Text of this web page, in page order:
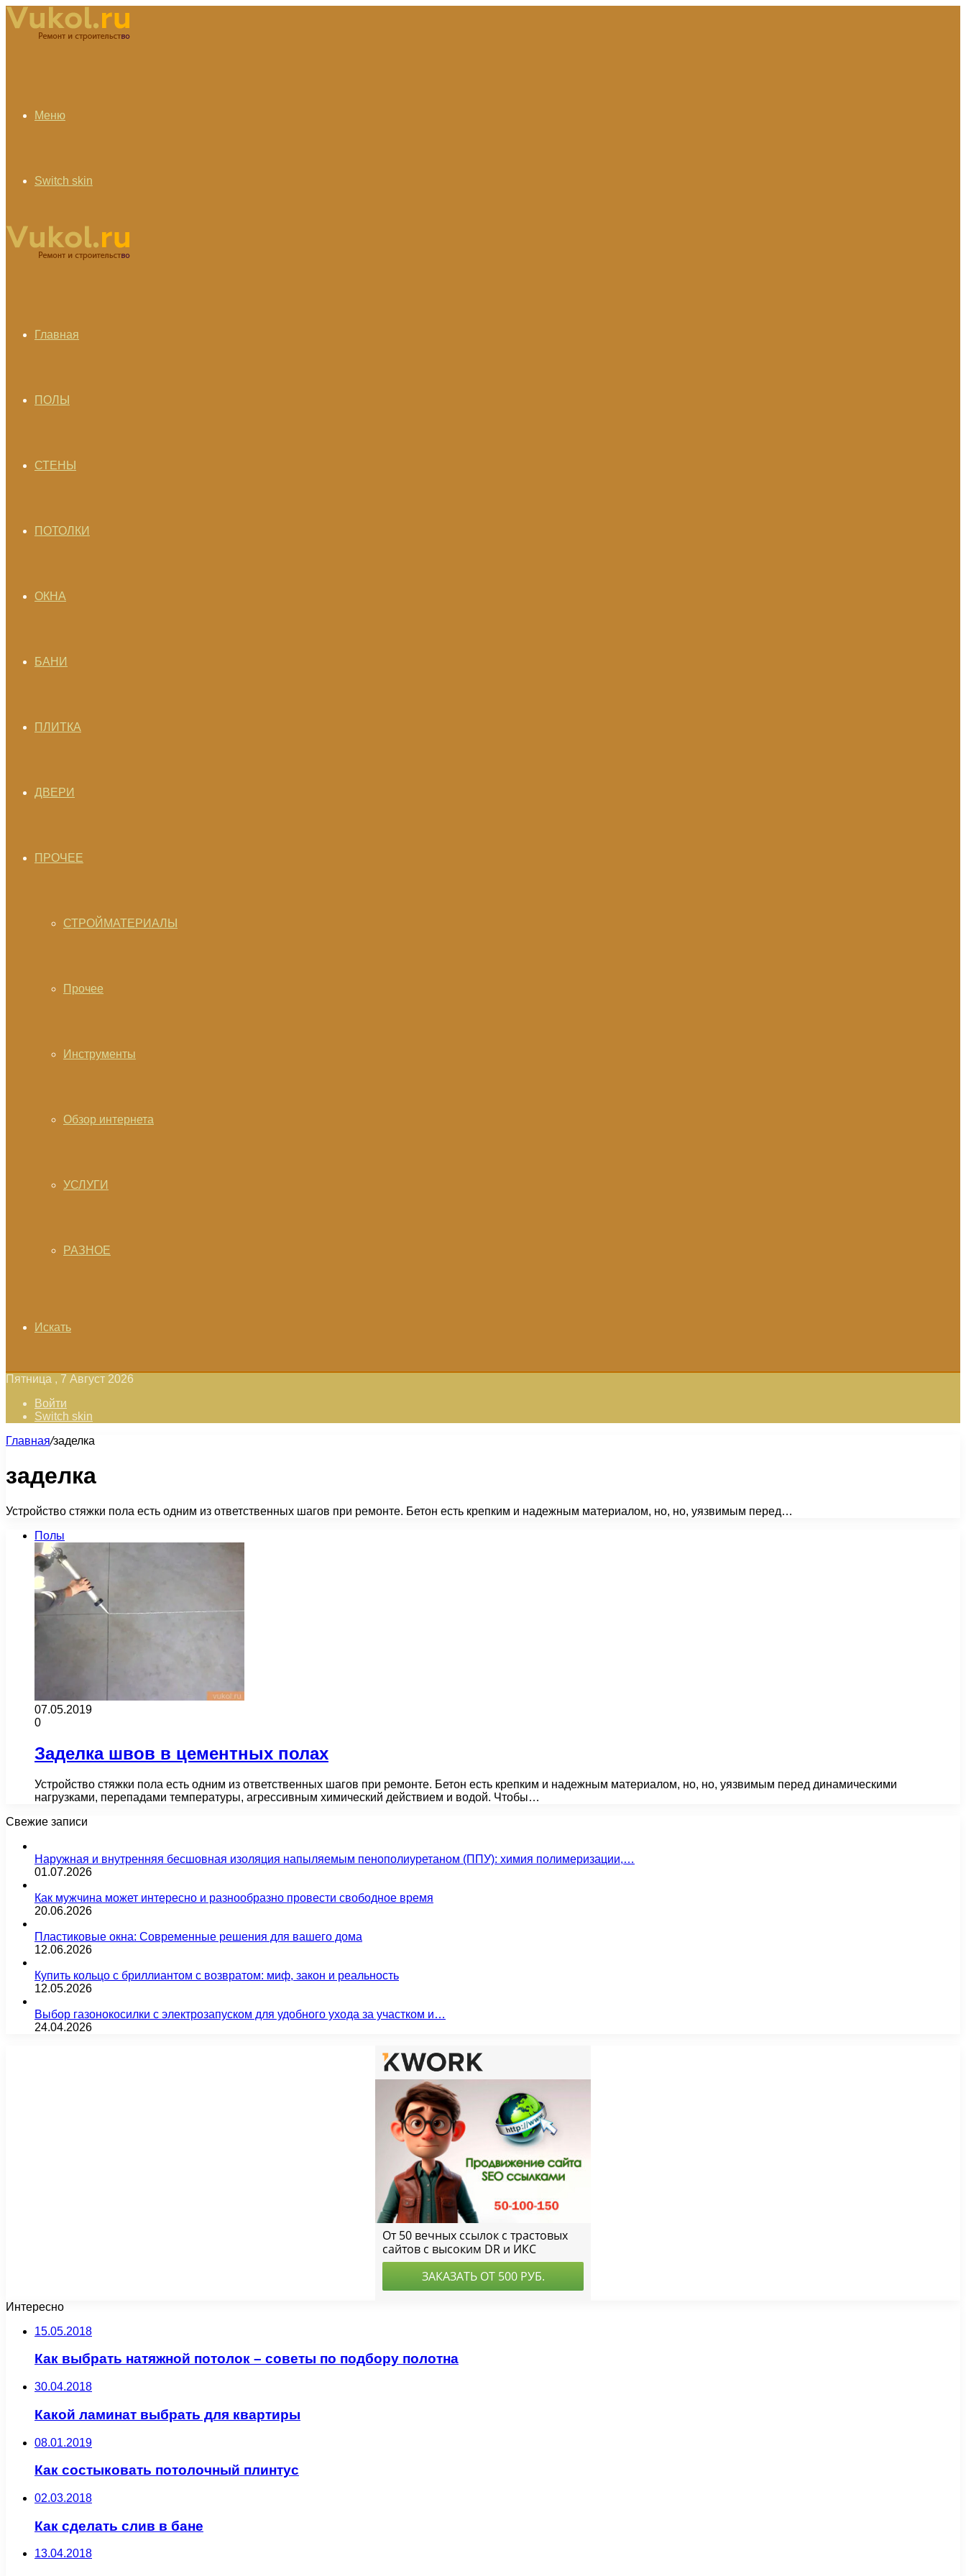
Меню
Switch skin
Главная
ПОЛЫ
СТЕНЫ
ПОТОЛКИ
ОКНА
БАНИ
ПЛИТКА
ДВЕРИ
ПРОЧЕЕ
СТРОЙМАТЕРИАЛЫ
Прочее
Инструменты
Обзор интернета
УСЛУГИ
РАЗНОЕ
Искать
Пятница , 7 Август 2026
Войти
Switch skin
Главная/заделка
заделка
Устройство стяжки пола есть одним из ответственных шагов при ремонте. Бетон есть крепким и надежным материалом, но, но, уязвимым перед…
Полы
07.05.2019
0
Заделка швов в цементных полах
Устройство стяжки пола есть одним из ответственных шагов при ремонте. Бетон есть крепким и надежным материалом, но, но, уязвимым перед динамическими
нагрузками, перепадами температуры, агрессивным химический действием и водой. Чтобы…
Свежие записи
Наружная и внутренняя бесшовная изоляция напыляемым пенополиуретаном (ППУ): химия полимеризации,…
01.07.2026
Как мужчина может интересно и разнообразно провести свободное время
20.06.2026
Пластиковые окна: Современные решения для вашего дома
12.06.2026
Купить кольцо с бриллиантом с возвратом: миф, закон и реальность
12.05.2026
Выбор газонокосилки с электрозапуском для удобного ухода за участком и…
24.04.2026
Интересно
15.05.2018
Как выбрать натяжной потолок – советы по подбору полотна
30.04.2018
Какой ламинат выбрать для квартиры
08.01.2019
Как состыковать потолочный плинтус
02.03.2018
Как сделать слив в бане
13.04.2018